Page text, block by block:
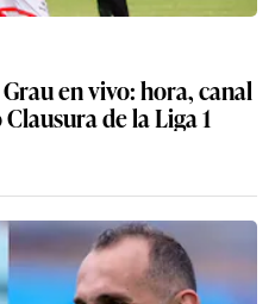
en vivo: hora, canal
de la Liga 1